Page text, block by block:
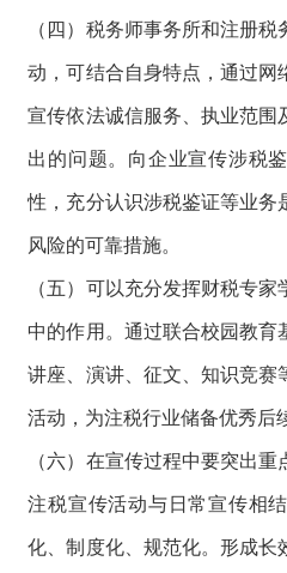
（四）税务师事务所和注册
动，可结合自身特点，通过
宣传依法诚信服务、执业范
出的问题。向企业宣传涉税
性，充分认识涉税鉴证等业
风险的可靠措施。
（五）可以充分发挥财税专
中的作用。通过联合校园教
讲座、演讲、征文、知识竞
活动，为注税行业储备优秀后
（六）在宣传过程中要突出
注税宣传活动与日常宣传相
化、制度化、规范化。形成